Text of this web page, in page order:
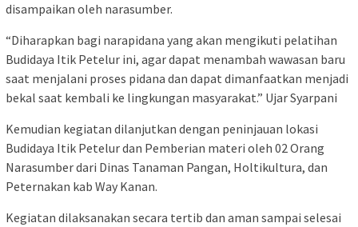
disampaikan oleh narasumber.
“Diharapkan bagi narapidana yang akan mengikuti pelatihan
Budidaya Itik Petelur ini, agar dapat menambah wawasan baru
saat menjalani proses pidana dan dapat dimanfaatkan menjadi
bekal saat kembali ke lingkungan masyarakat.” Ujar Syarpani
Kemudian kegiatan dilanjutkan dengan peninjauan lokasi
Budidaya Itik Petelur dan Pemberian materi oleh 02 Orang
Narasumber dari Dinas Tanaman Pangan, Holtikultura, dan
Peternakan kab Way Kanan.
Kegiatan dilaksanakan secara tertib dan aman sampai selesai